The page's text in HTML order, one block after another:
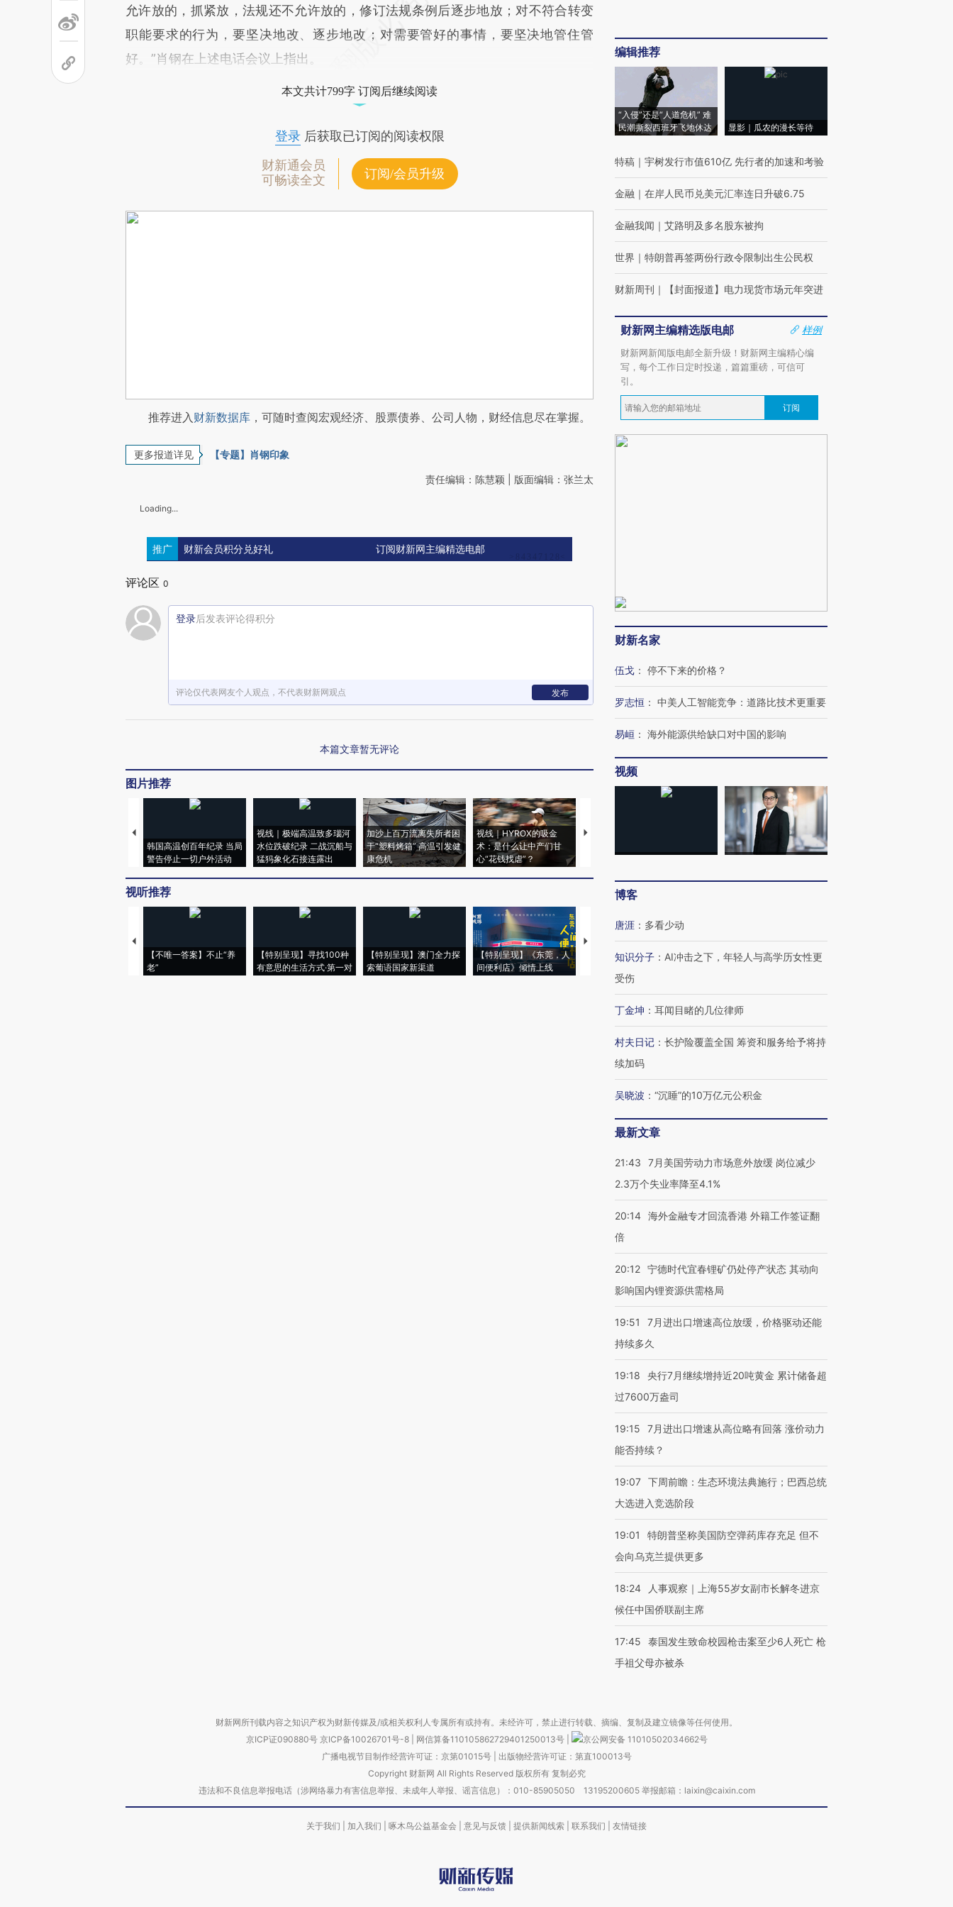
允许放的，抓紧放，法规还不允许放的，修订法规条例后逐步地放；对不符合转变
职能要求的行为，要坚决地改、逐步地改；对需要管好的事情，要坚决地管住管
好。”肖钢在上述电话会议上指出。
本文共计799字 订阅后继续阅读
登录后获取已订阅的阅读权限
财新通会员
可畅读全文
订阅/会员升级
推荐进入财新数据库 ，可随时查阅宏观经济、股票债券、公司人物，财经信息尽在掌握。
更多报道详见 【专题】肖钢印象
责任编辑：陈慧颖 | 版面编辑：张兰太
Loading...
推广 财新会员积分兑好礼 订阅财新网主编精选电邮
评论区 0
登录后发表评论得积分
评论仅代表网友个人观点，不代表财新网观点 发布
本篇文章暂无评论
图片推荐
韩国高温创百年纪录 当局
警告停止一切户外活动
视线｜极端高温致多瑙河
水位跌破纪录 二战沉船与
猛犸象化石接连露出
加沙上百万流离失所者困
于“塑料烤箱” 高温引发健
康危机
视线｜HYROX的吸金
术：是什么让中产们甘
心“花钱找虐”？
马航飞行员跨国走私7万
视线｜被称为“蟑螂”的印
度Z世代 用街头抗争将教
视线｜“入侵”还是“人道危
机”？难民潮撕裂西班牙
视听推荐
【不唯一答案】不止“养
老”
【特别呈现】寻找100种
有意思的生活方式·第一对
【特别呈现】澳门全力探
索葡语国家新渠道
【特别呈现】《东莞，人
间便利店》倾情上线
【推广】走进第四届链博
会，让数智科技“链”接产
【特别呈现】寻找100种
【商旅对话】华住集团
CFO：不靠规模取胜，华
编辑推荐
“入侵”还是“人道危机” 难
民潮撕裂西班牙飞地休达
显影｜瓜农的漫长等待
特稿 ｜ 宇树发行市值610亿 先行者的加速和考验
金融 ｜ 在岸人民币兑美元汇率连日升破6.75
金融我闻 ｜ 艾路明及多名股东被拘
世界 ｜ 特朗普再签两份行政令限制出生公民权
财新周刊 ｜ 【封面报道】电力现货市场元年突进
财新网主编精选版电邮
样例
财新网新闻版电邮全新升级！财新网主编精心编
写，每个工作日定时投递，篇篇重磅，可信可
引。
订阅
财新名家
伍戈 ： 停不下来的价格？
罗志恒 ： 中美人工智能竞争：道路比技术更重要
易峘 ： 海外能源供给缺口对中国的影响
视频
博客
唐涯 ： 多看少动
知识分子 ： AI冲击之下，年轻人与高学历女性更
受伤
丁金坤 ： 耳闻目睹的几位律师
村夫日记 ： 长护险覆盖全国 筹资和服务给予将持
续加码
吴晓波 ： “沉睡”的10万亿元公积金
最新文章
21:43
7月美国劳动力市场意外放缓 岗位减少
2.3万个失业率降至4.1%
20:14 海外金融专才回流香港 外籍工作签证翻
倍
20:12 宁德时代宜春锂矿仍处停产状态 其动向
影响国内锂资源供需格局
19:51
7月进出口增速高位放缓，价格驱动还能
持续多久
19:18
央行7月继续增持近20吨黄金 累计储备超
过7600万盎司
19:15
7月进出口增速从高位略有回落 涨价动力
能否持续？
19:07 下周前瞻：生态环境法典施行；巴西总统
大选进入竞选阶段
19:01
特朗普坚称美国防空弹药库存充足 但不
会向乌克兰提供更多
18:24
人事观察｜上海55岁女副市长解冬进京
候任中国侨联副主席
17:45
泰国发生致命校园枪击案至少6人死亡 枪
手祖父母亦被杀
财新网所刊载内容之知识产权为财新传媒及/或相关权利人专属所有或持有。未经许可，禁止进行转载、摘编、复制及建立镜像等任何使用。
京ICP证090880号 京ICP备10026701号-8 网信算备110105862729401250013号
京公网安备 11010502034662号
广播电视节目制作经营许可证：京第01015号| 出版物经营许可证：第直100013号
Copyright 财新网 All Rights Reserved 版权所有 复制必究
违法和不良信息举报电话（涉网络暴力有害信息举报、未成年人举报、谣言信息）：010-85905050 13195200605 举报邮箱：laixin@caixin.com
关于我们 加入我们 啄木鸟公益基金会 意见与反馈 提供新闻线索 联系我们 友情链接